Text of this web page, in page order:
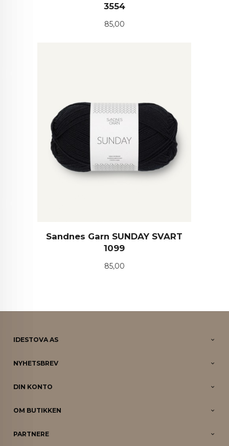
3554
Pris
85,00
Sandnes Garn SUNDAY SVART
1099
Pris
85,00
IDESTOVA AS
NYHETSBREV
DIN KONTO
OM BUTIKKEN
PARTNERE